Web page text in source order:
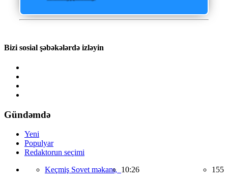
Bizi sosial şəbəkələrdə izləyin
Gündəmdə
Yeni
Populyar
Redaktorun seçimi
Keçmiş Sovet məkanı, 10:26 155